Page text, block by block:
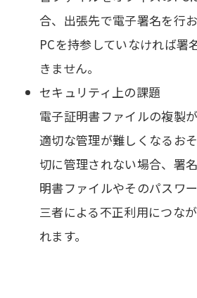
合、出張先で電子署名を行
PCを持参していなければ署
きません。
セキュリティ上の課題
電子証明書ファイルの複製
適切な管理が難しくなるお
切に管理されない場合、署
明書ファイルやそのパスワ
三者による不正利用につな
れます。